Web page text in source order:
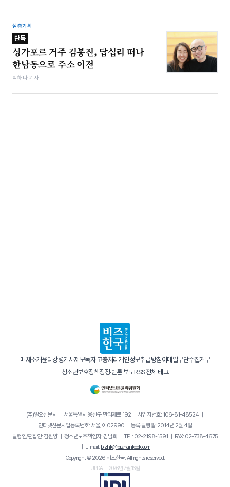
심층기획
단독
싱가포르 거주 김봉진, 답십리 떠나
한남동으로 주소 이전
박해나 기자
매체소개윤리강령기사제보독자 고충처리개인정보취급방침이메일무단수집거부
청소년보호정책정정·반론 보도RSS전체 태그
(주)일요신문사｜ 서울특별시 용산구 만리재로 192｜ 사업자번호: 106-81-48524｜
인터넷신문사업등록번호: 서울, 아02990 ｜ 등록·발행일: 2014년 2월 4일
발행인/편집인: 김원양｜ 청소년보호책임자: 김남희 ｜ TEL: 02-2198-1591 ｜ FAX: 02-738-4675
｜ E-mail: bizhk@bizhankook.com
Copyright © 2026 비즈한국. All rights reserved.
UPDATE 2026년 7월 16일